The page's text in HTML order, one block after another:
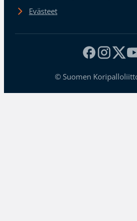
Evästeet
© Suomen